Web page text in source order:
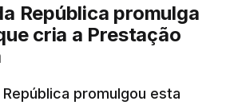
República promulga
cria a Prestação
promulgou esta